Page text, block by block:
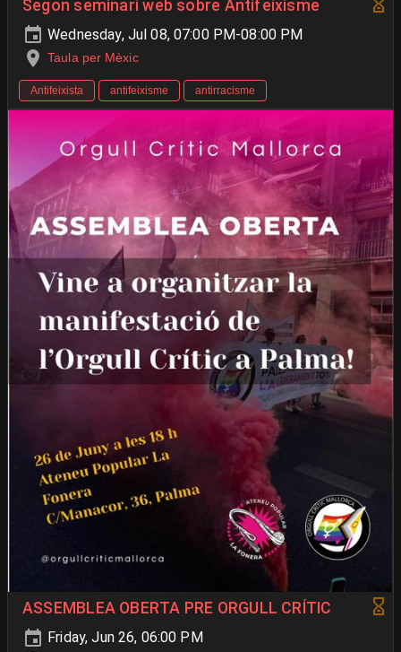
Segon seminari web sobre Antifeixisme
Wednesday, Jul 08, 07:00 PM-08:00 PM
Taula per Mèxic
Antifeixista antifeixisme antirracisme
ASSEMBLEA OBERTA PRE ORGULL CRÍTIC
Friday, Jun 26, 06:00 PM